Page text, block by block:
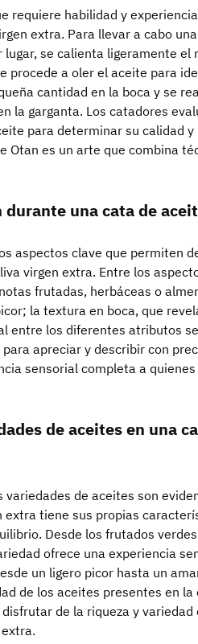
requiere habilidad y
extra. Para llevar a cabo
se calienta ligeramente el
procede a oler el aceite para
cantidad en la boca y se
la garganta. Los catadores
para determinar su calidad y
Otan es un arte que combina
durante una cata de
aspectos clave que permiten
virgen extra. Entre los
frutadas, herbáceas o
la textura en boca, que
entre los diferentes atributos
apreciar y describir con
sensorial completa a
de aceites en una
de aceites son
tiene sus propias
Desde los frutados
ofrece una experiencia
un ligero picor hasta un
de los aceites presentes en la
de la riqueza y variedad